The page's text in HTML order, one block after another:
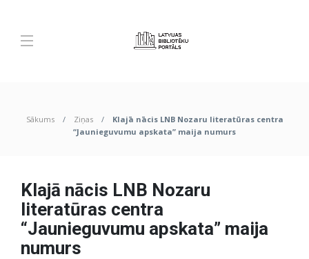
Sākums Ziņas
Klajā nācis LNB Nozaru literatūras centra
“Jaunieguvumu apskata” maija numurs
Klajā nācis LNB Nozaru
literatūras centra
“Jaunieguvumu apskata” maija
numurs